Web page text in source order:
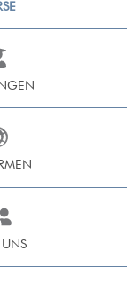
UNS